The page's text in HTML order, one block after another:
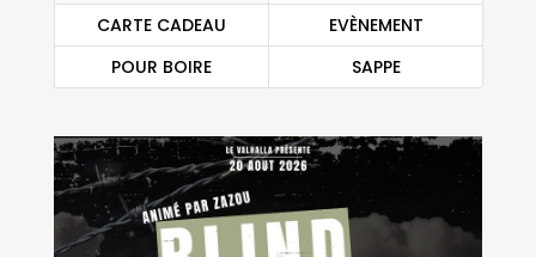
CARTE CADEAU
EVÈNEMENT
POUR BOIRE
SAPPE